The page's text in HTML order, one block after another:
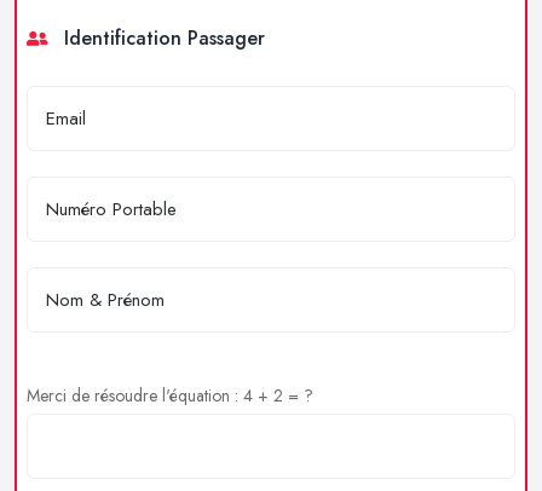
Identification Passager
Merci de résoudre l'équation : 4 + 2 = ?